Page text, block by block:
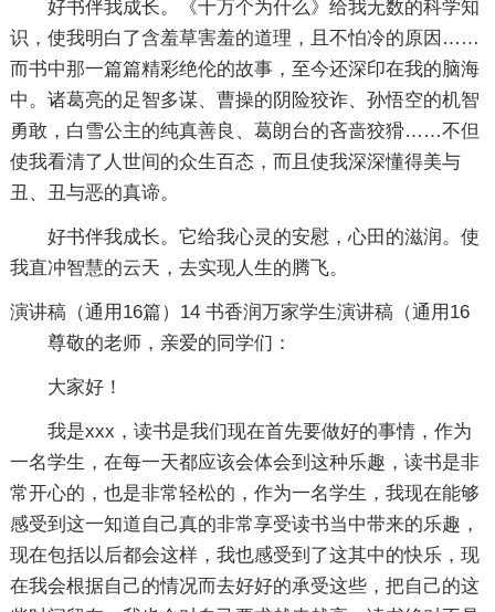
好书伴我成长。《十万个为什么》给我无数的科学知
识，使我明白了含羞草害羞的道理，且不怕冷的原因……
而书中那一篇篇精彩绝伦的故事，至今还深印在我的脑海
中。诸葛亮的足智多谋、曹操的阴险狡诈、孙悟空的机智
勇敢，白雪公主的纯真善良、葛朗台的吝啬狡猾……不但
使我看清了人世间的众生百态，而且使我深深懂得美与
丑、丑与恶的真谛。
好书伴我成长。它给我心灵的安慰，心田的滋润。使
我直冲智慧的云天，去实现人生的腾飞。
演讲稿（通用16篇）14
尊敬的老师，亲爱的同学们：
大家好！
我是xxx，读书是我们现在首先要做好的事情，作为
一名学生，在每一天都应该会体会到这种乐趣，读书是非
常开心的，也是非常轻松的，作为一名学生，我现在能够
感受到这一知道自己真的非常享受读书当中带来的乐趣，
现在包括以后都会这样，我也感受到了这其中的快乐，现
在我会根据自己的情况而去好好的承受这些，把自己的这
书香润万家学生演讲稿（通用16